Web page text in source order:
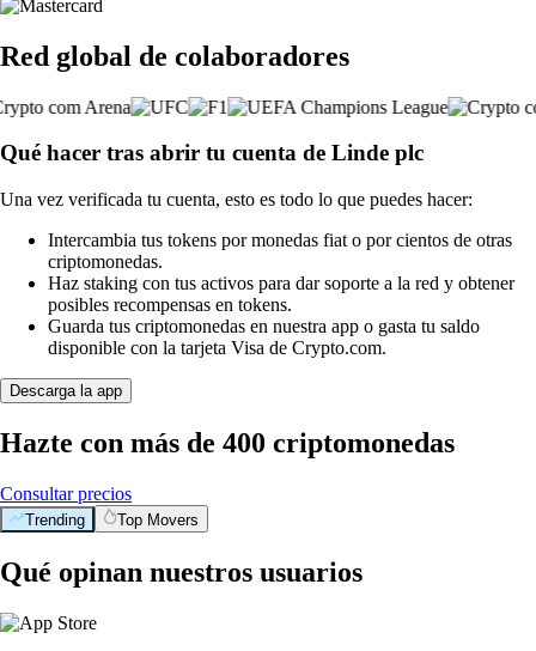
Red global de colaboradores
Qué hacer tras abrir tu cuenta de Linde plc
Una vez verificada tu cuenta, esto es todo lo que puedes hacer:
Intercambia tus tokens por monedas fiat o por cientos de otras
criptomonedas.
Haz staking con tus activos para dar soporte a la red y obtener
posibles recompensas en tokens.
Guarda tus criptomonedas en nuestra app o gasta tu saldo
disponible con la tarjeta Visa de Crypto.com.
Descarga la app
Hazte con más de 400 criptomonedas
Consultar precios
Trending Top Movers
Qué opinan nuestros usuarios